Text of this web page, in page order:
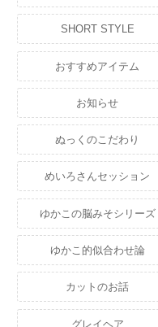
SHORT STYLE
おすすめアイテム
お知らせ
ぬっくのこだわり
めいろさんセッション
ゆかこの脳みそシリーズ
ゆかこ的似合わせ論
カットのお話
グレイヘア